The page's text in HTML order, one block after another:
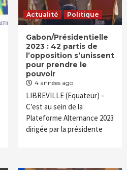
Actualité Politique
Gabon/Présidentielle
2023 : 42 partis de
l’opposition s’unissent
pour prendre le
pouvoir
4 années ago
LIBREVILLE (Equateur) –
C’est au sein de la
Plateforme Alternance 2023
dirigée par la présidente